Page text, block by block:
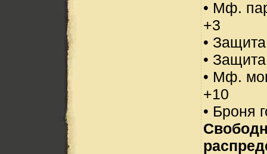
• Мф.
+3
•
•
• Мф.
+10
• Броня